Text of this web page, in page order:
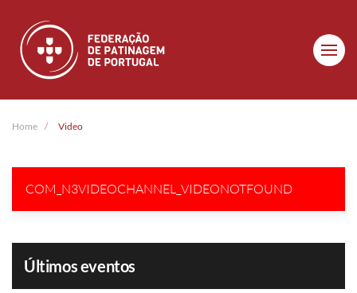
Skip to main content
Home Video
COM_N3VIDEOCHANNEL_VIDEONOTFOUND
Últimos eventos